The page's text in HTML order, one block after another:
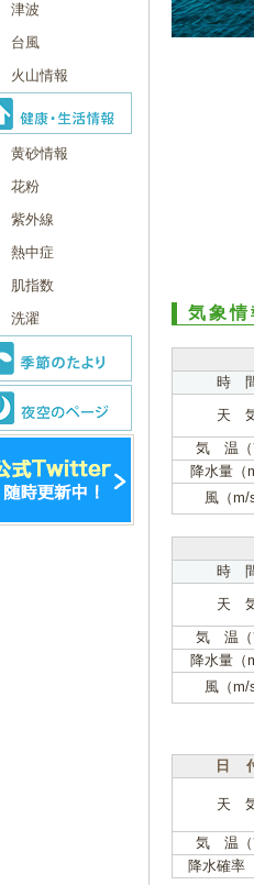
津波
台風
火山情報
黄砂情報
花粉
紫外線
熱中症
肌指数
洗濯
気象情
時
天
気 温
降水量（
風（m/
時
天
気 温
降水量（
風（m/
日
天
気 温
降水確率